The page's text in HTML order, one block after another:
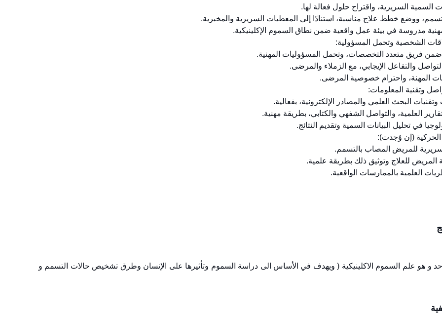
الشخصية وتحمل المسؤولية:
وتقنية المعلومات:
الحركية (إن وُجدت):
و هو علم السموم الاكلينيكية ( ويهدف في الأساس الى دراسة السموم وتأثيرها على الإنسان وطرق تشخيص حالات التسمم و